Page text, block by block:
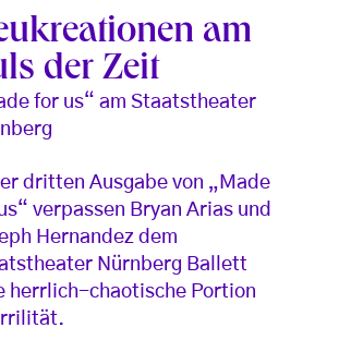
am
der Zeit
for us“ am Staatstheater
dritten Ausgabe von „Made
verpassen Bryan Arias und
Hernandez dem
Nürnberg Ballett
herrlich-chaotische Portion